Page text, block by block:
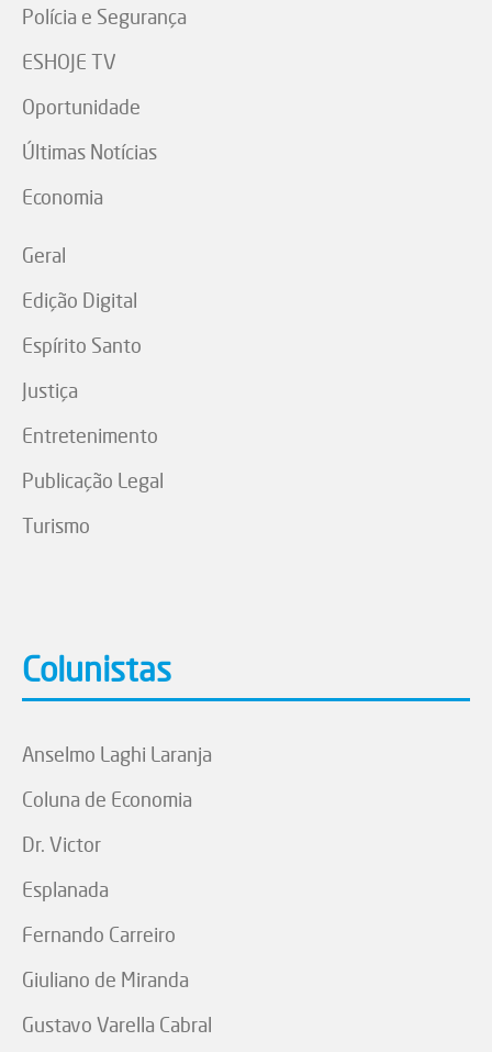
Polícia e Segurança
ESHOJE TV
Oportunidade
Últimas Notícias
Economia
Geral
Edição Digital
Espírito Santo
Justiça
Entretenimento
Publicação Legal
Turismo
Colunistas
Anselmo Laghi Laranja
Coluna de Economia
Dr. Victor
Esplanada
Fernando Carreiro
Giuliano de Miranda
Gustavo Varella Cabral